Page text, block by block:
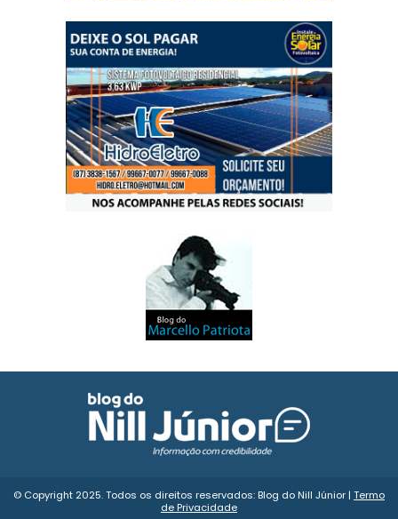
© Copyright 2025. Todos os direitos reservados: Blog do Nill Júnior | Termo
de Privacidade